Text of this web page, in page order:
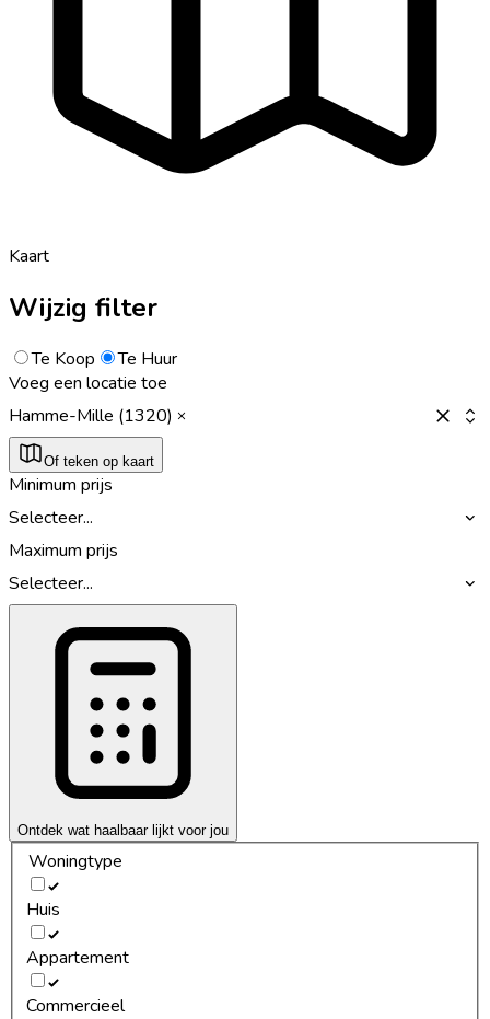
Kaart
Wijzig filter
Te Koop
Te Huur
Voeg een locatie toe
Hamme-Mille (1320)
Of teken op kaart
Minimum prijs
Selecteer...
Maximum prijs
Selecteer...
Ontdek wat haalbaar lijkt voor jou
Woningtype
Huis
Appartement
Commercieel